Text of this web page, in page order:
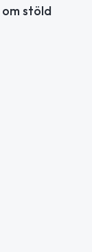
stöld